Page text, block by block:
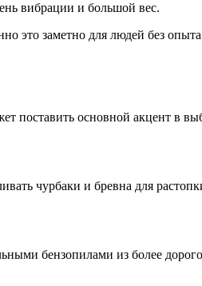
вибрации и большой вес.
это заметно для людей без
поставить основной акцент в
чурбаки и бревна для
бензопилами из более